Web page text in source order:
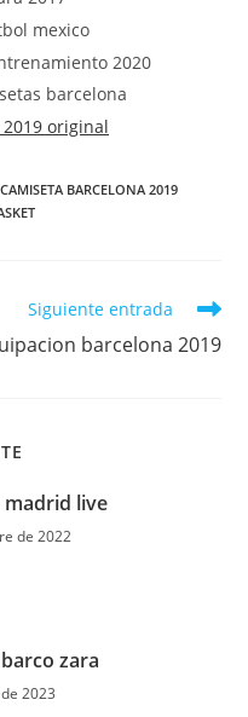
CAMISETA BARCELONA 2019
Siguiente entrada
barcelona 2019
madrid live
de 2022
zara
2023